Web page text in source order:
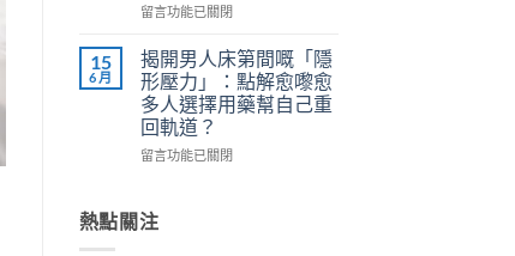
安
有
效
改
善
早
洩〉
而
使
用
心
得
與
安
解
析〉
服
7
步
＋
三
大
副
無
效
在
而
鋼
vs
樂
威
壯：
機
制、
留言功能已關閉
15
6 月
揭開男人床第間嘅「隱
形壓力」：點解愈嚟愈
多人選擇用藥幫自己重
回軌道？
在
男
人
留言功能已關閉
熱點關注